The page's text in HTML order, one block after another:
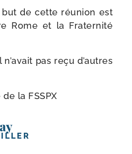
de cette réunion est
Rome et la Fraternité
pas reçu d’autres
la FSSPX